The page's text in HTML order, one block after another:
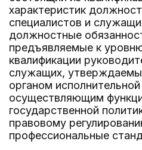
характеристик
специалистов и
должностные
предъявляемые к
квалификации
служащих,
органом
осуществляющим
государственной
правовому
профессиональные